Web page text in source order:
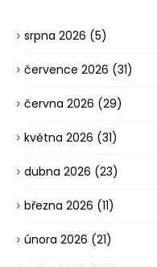
srpna 2026 (5)
července 2026 (31)
června 2026 (29)
května 2026 (31)
dubna 2026 (23)
března 2026 (11)
února 2026 (21)